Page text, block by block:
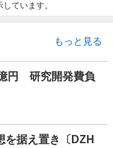
ています。
もっと見る
円 研究開発費負
を据え置き〔DZH